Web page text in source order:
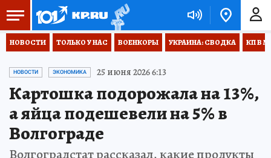
НОВОСТИ ТОЛЬКО У НАС ВОЕНКОРЫ УКРАИНА: СВОДКА КП В
НОВОСТИ ЭКОНОМИКА 25 июня 2026 6:13
Картошка подорожала на 13%,
а яйца подешевели на 5% в
Волгограде
Волгоградстат рассказал, какие продукты